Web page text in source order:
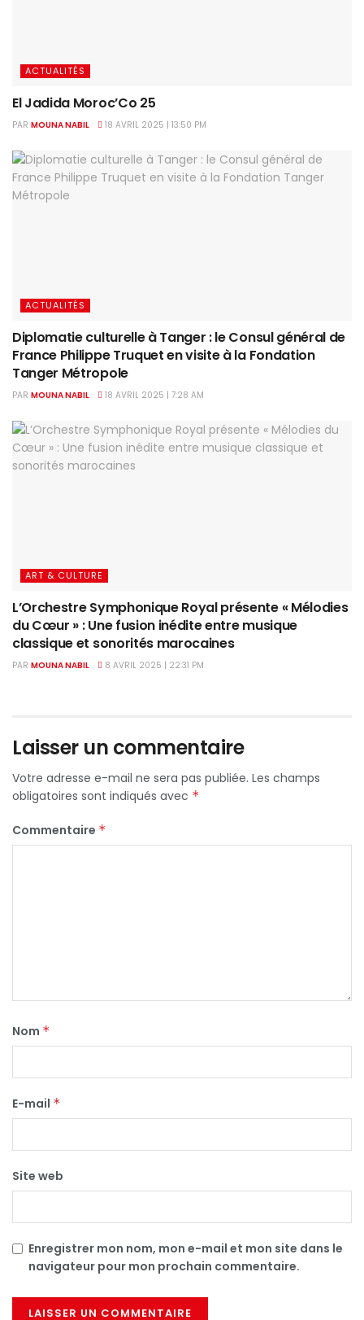
ACTUALITÉS
El Jadida Moroc’Co 25
PAR MOUNA NABIL 18 AVRIL 2025 | 13:50 PM
ACTUALITÉS
Diplomatie culturelle à Tanger : le Consul général de
France Philippe Truquet en visite à la Fondation
Tanger Métropole
PAR MOUNA NABIL 18 AVRIL 2025 | 7:28 AM
ART & CULTURE
L’Orchestre Symphonique Royal présente « Mélodies
du Cœur » : Une fusion inédite entre musique
classique et sonorités marocaines
PAR MOUNA NABIL 8 AVRIL 2025 | 22:31 PM
Laisser un commentaire
Votre adresse e-mail ne sera pas publiée. Les champs
obligatoires sont indiqués avec *
Commentaire *
Nom *
E-mail *
Site web
Enregistrer mon nom, mon e-mail et mon site dans le
navigateur pour mon prochain commentaire.